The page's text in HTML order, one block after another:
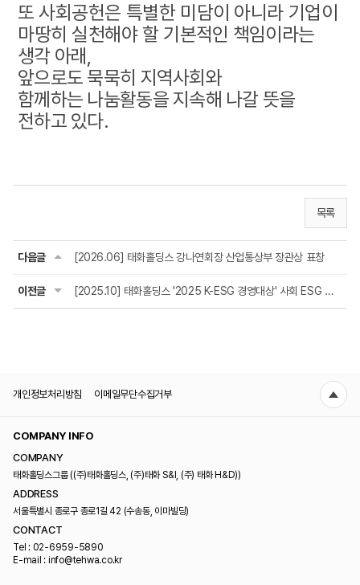
또 사회공헌은 특별한 미담이 아니라 기업이
마땅히 실천해야 할 기본적인 책임이라는
생각 아래,
앞으로도 묵묵히 지역사회와
함께하는 나눔활동을 지속해 나갈 뜻을
전하고 있다.
목록
다음글 [2026.06] 태화홀딩스 강나연회장 산업통상부 장관상 표창
이전글 [2025.10] 태화홀딩스 '2025 K-ESG 경영대상' 사회 ESG 부문 대상 수상
개인정보처리방침 이메일무단수집거부
COMPANY INFO
COMPANY
태화홀딩스그룹 ((주)태화홀딩스, (주)태화 S&I, (주) 태화 H&D))
ADDRESS
서울특별시 종로구 종로1길 42 (수송동, 이마빌딩)
CONTACT
Tel : 02-6959-5890
E-mail : info@tehwa.co.kr